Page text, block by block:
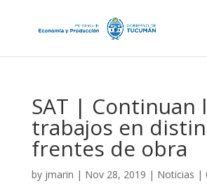
SAT | Continuan
trabajos en
frentes de obra
by jmarin | Nov 28, 2019 | Noticias |